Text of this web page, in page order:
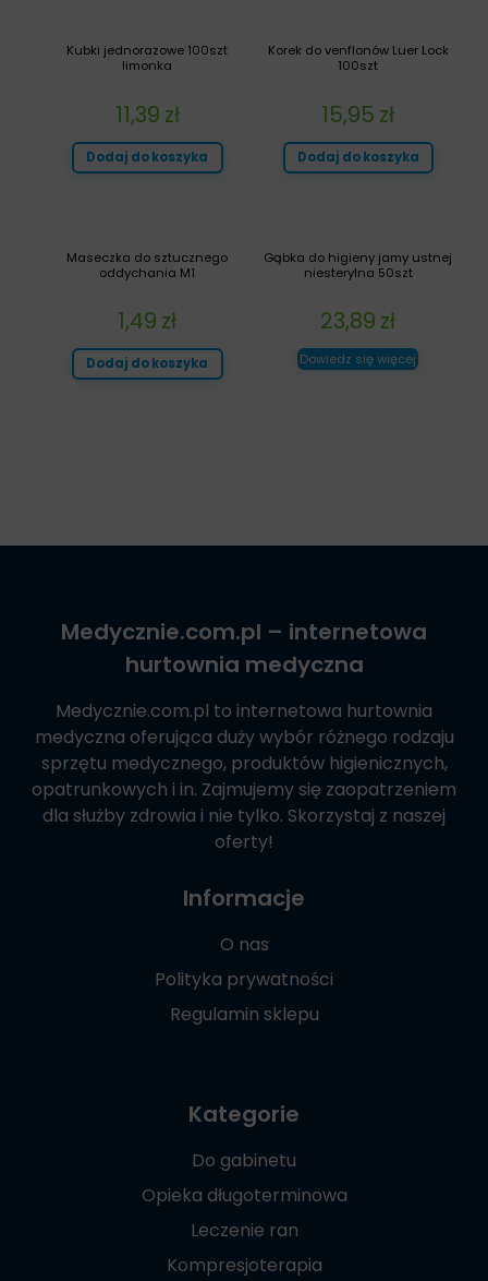
Korek do venflonów Luer Lock
100szt
15,95 zł
Dodaj do koszyka
Kubki jednorazowe 100szt
limonka
11,39 zł
Dodaj do koszyka
Gąbka do higieny jamy ustnej
niesterylna 50szt
23,89 zł
Dowiedz się więcej
Maseczka do sztucznego
oddychania M1
1,49 zł
Dodaj do koszyka
Medycznie.com.pl – internetowa
hurtownia medyczna
Medycznie.com.pl to internetowa hurtownia
medyczna oferująca duży wybór różnego rodzaju
sprzętu medycznego, produktów higienicznych,
opatrunkowych i in. Zajmujemy się zaopatrzeniem
dla służby zdrowia i nie tylko. Skorzystaj z naszej
oferty!
Informacje
O nas
Polityka prywatności
Regulamin sklepu
Kategorie
Do gabinetu
Opieka długoterminowa
Leczenie ran
Kompresjoterapia